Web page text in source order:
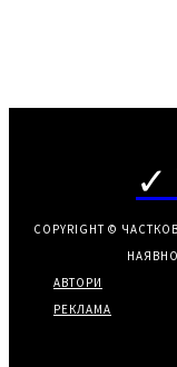
✓
COPYRIGHT ©
АВТОРИ
РЕКЛАМА